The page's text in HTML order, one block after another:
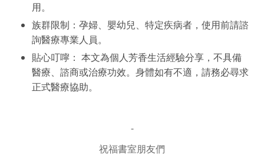
用。
族群限制：孕婦、嬰幼兒、特定疾病者，使用前請諮
詢醫療專業人員。
貼心叮嚀： 本文為個人芳香生活經驗分享，不具備
醫療、諮商或治療功效。身體如有不適，請務必尋求
正式醫療協助。
-
祝福書室朋友們